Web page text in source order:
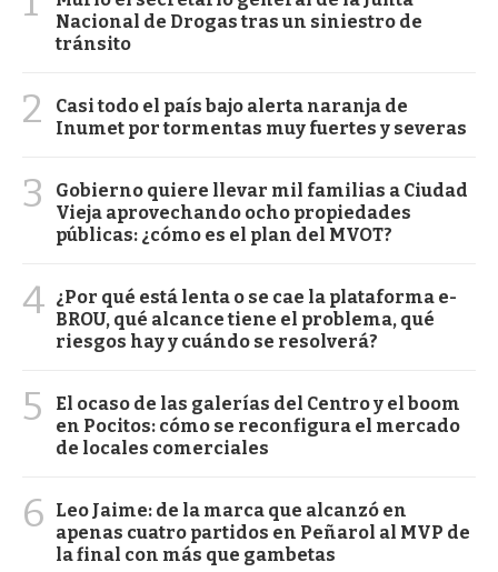
Nacional de Drogas tras un siniestro de
tránsito
2
Casi todo el país bajo alerta naranja de
Inumet por tormentas muy fuertes y severas
3
Gobierno quiere llevar mil familias a Ciudad
Vieja aprovechando ocho propiedades
públicas: ¿cómo es el plan del MVOT?
4 ¿Por qué está lenta o se cae la plataforma e-
BROU, qué alcance tiene el problema, qué
riesgos hay y cuándo se resolverá?
5
El ocaso de las galerías del Centro y el boom
en Pocitos: cómo se reconfigura el mercado
de locales comerciales
6
Leo Jaime: de la marca que alcanzó en
apenas cuatro partidos en Peñarol al MVP de
la final con más que gambetas